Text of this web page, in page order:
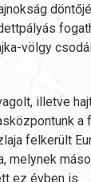
völgy
illetve
a
felkerült
melynek
ez évben is